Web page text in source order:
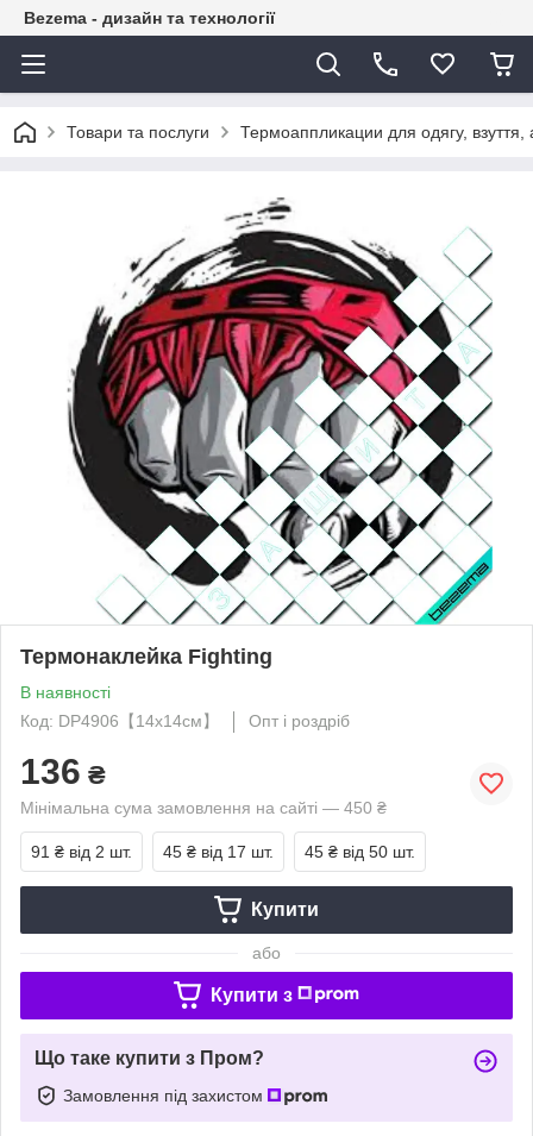
Bezema - дизайн та технології
Товари та послуги Термоаппликации для одягу, взуття,
Термонаклейка Fighting
В наявності
Код: DP4906【14x14см】
Опт і роздріб
136 ₴
Мінімальна сума замовлення на сайті — 450 ₴
91 ₴ від 2 шт. 45 ₴ від 17 шт. 45 ₴ від 50 шт.
Купити
або
Купити з
Що таке купити з Пром?
Замовлення під захистом